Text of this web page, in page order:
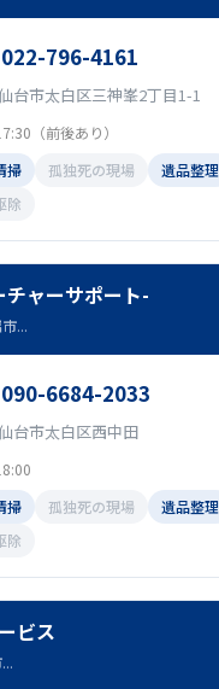
796-4161
台市太白区三神峯2丁目1-1
（前後あり）
掃
孤独死の現場 遺品整理
除
チャーサポート-
...
6684-2033
台市太白区西中田
掃
孤独死の現場 遺品整理
除
ビス